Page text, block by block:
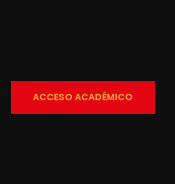
ACCESO ACADÉMICO